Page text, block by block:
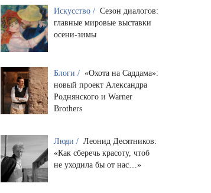
Искусство / Сезон диалогов:
главные мировые выставки
осени-зимы
Блоги / «Охота на Саддама»:
новый проект Александра
Роднянского и Warner
Brothers
Люди / Леонид Десятников:
«Как сберечь красоту, чтоб
не уходила бы от нас…»